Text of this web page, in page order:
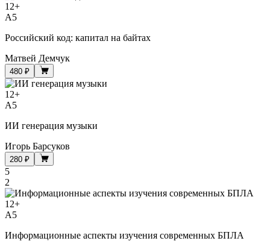
12+
A5
Российский код: капитал на байтах
Матвей Демчук
480 ₽
12+
A5
ИИ генерация музыки
Игорь Барсуков
280 ₽
5
2
12+
A5
Информационные аспекты изучения современных БПЛА